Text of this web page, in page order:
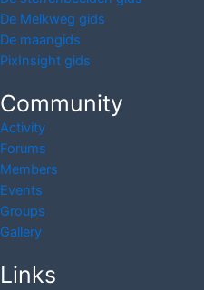
De Melkweg gids
De maangids
PixInsight gids
Community
Activity
Forums
Members
Events
Groups
Gallery
Links